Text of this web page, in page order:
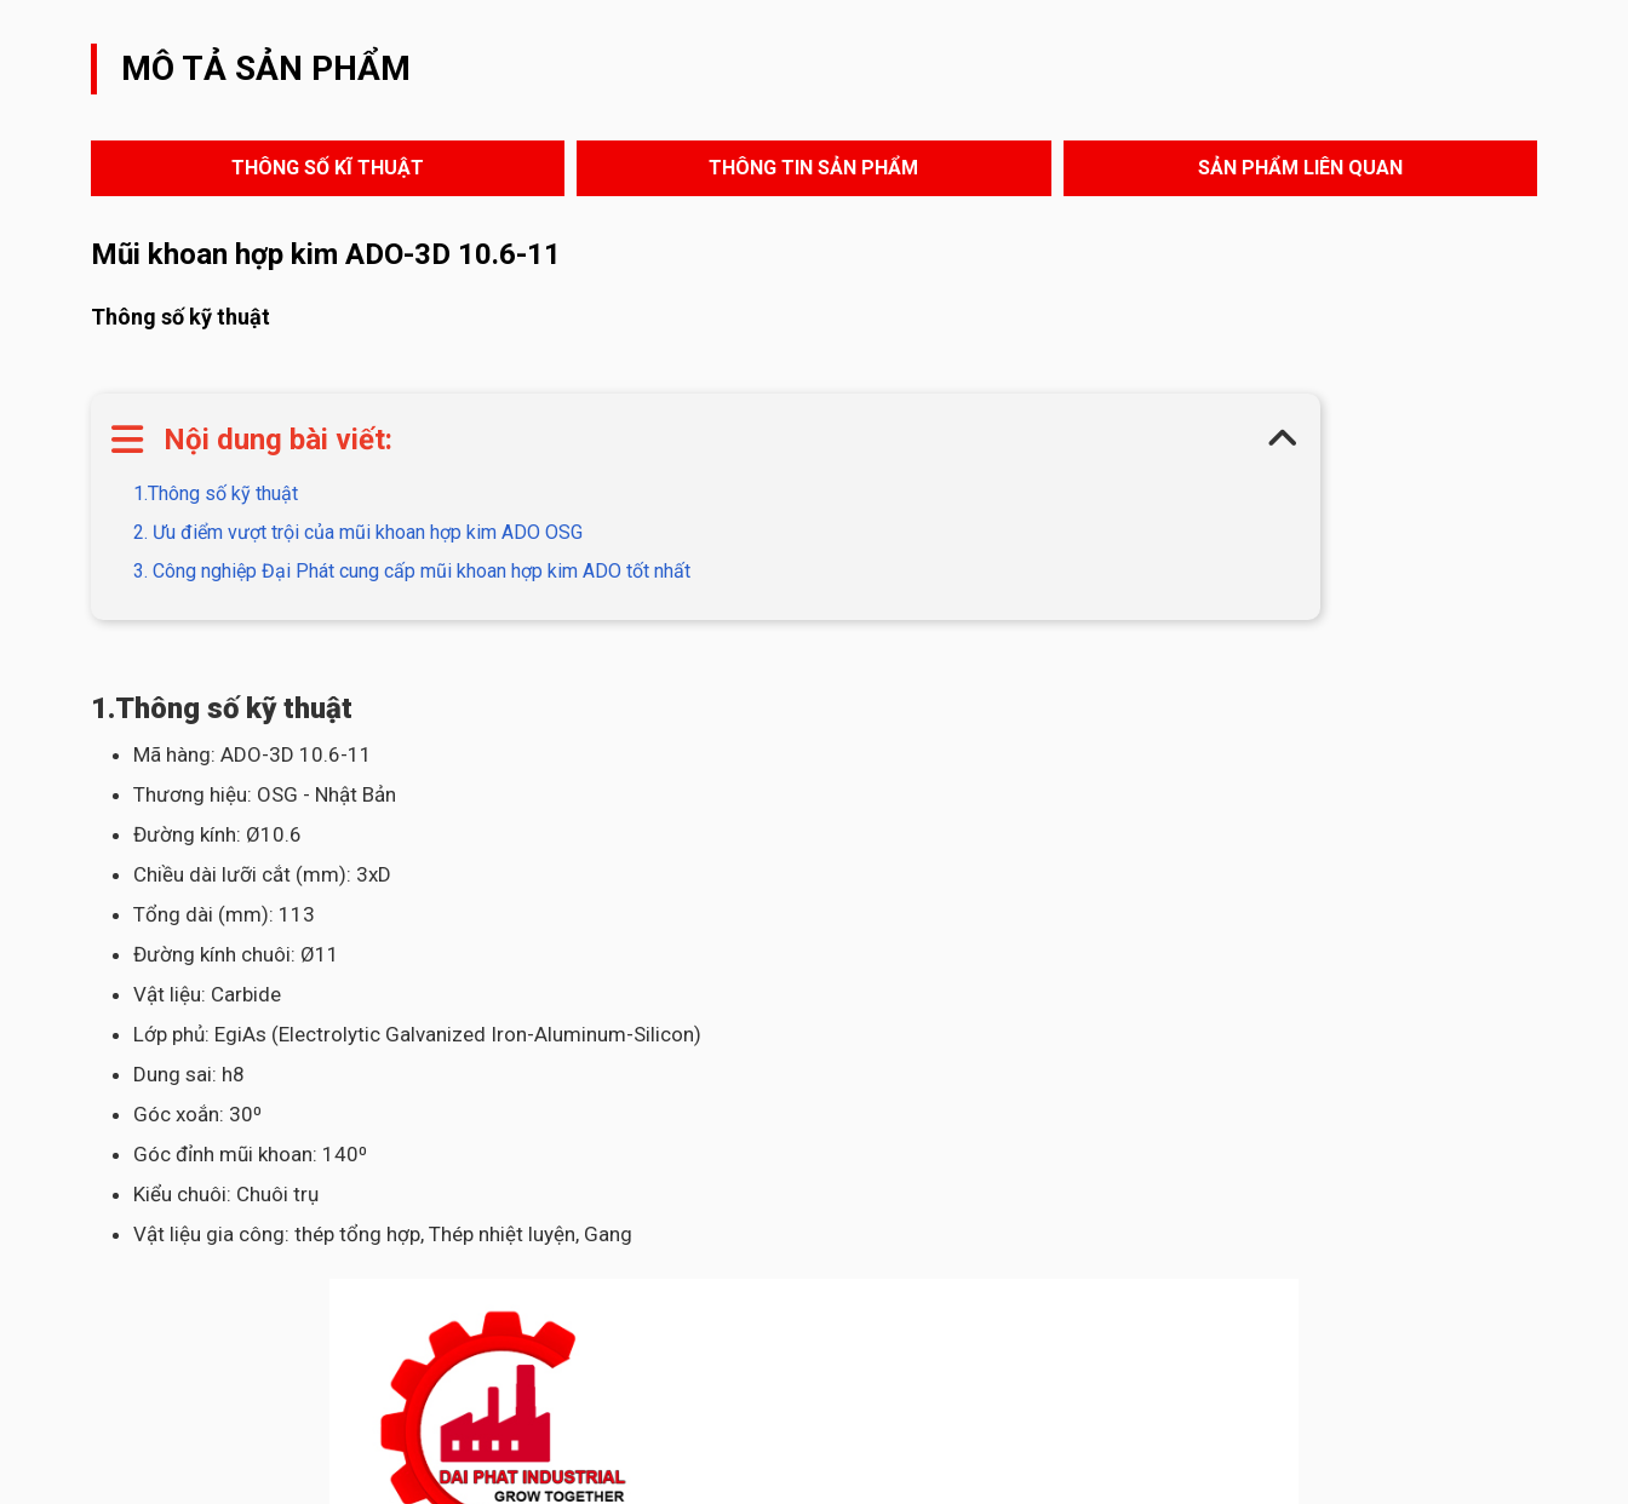
MÔ TẢ SẢN PHẨM
THÔNG SỐ KĨ THUẬT THÔNG TIN SẢN PHẨM SẢN PHẨM LIÊN QUAN
Mũi khoan hợp kim ADO-3D 10.6-11
Thông số kỹ thuật
Nội dung bài viết:
1.Thông số kỹ thuật
2. Ưu điểm vượt trội của mũi khoan hợp kim ADO OSG
3. Công nghiệp Đại Phát cung cấp mũi khoan hợp kim ADO tốt nhất
1.Thông số kỹ thuật
Mã hàng: ADO-3D 10.6-11
Thương hiệu: OSG - Nhật Bản
Đường kính: Ø10.6
Chiều dài lưỡi cắt (mm): 3xD
Tổng dài (mm): 113
Đường kính chuôi: Ø11
Vật liệu: Carbide
Lớp phủ: EgiAs (Electrolytic Galvanized Iron-Aluminum-Silicon)
Dung sai: h8
Góc xoắn: 30⁰
Góc đỉnh mũi khoan: 140⁰
Kiểu chuôi: Chuôi trụ
Vật liệu gia công: thép tổng hợp, Thép nhiệt luyện, Gang